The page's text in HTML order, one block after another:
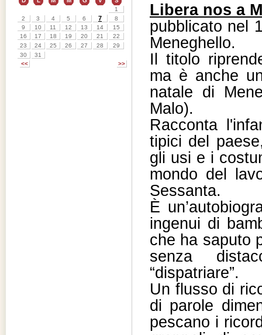
Libera nos a
pubblicato nel
Meneghello.
Il titolo
ma è anche
natale di
Malo).
Racconta
tipici del
gli usi e i
mondo del
Sessanta.
È
ingenui di
che ha saputo
senza
“dispatriare”.
Un flusso di
di parole
pescano i